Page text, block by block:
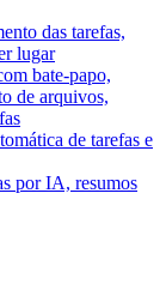
das tarefas,
lugar
bate-papo,
de arquivos,
de tarefas e
por IA, resumos